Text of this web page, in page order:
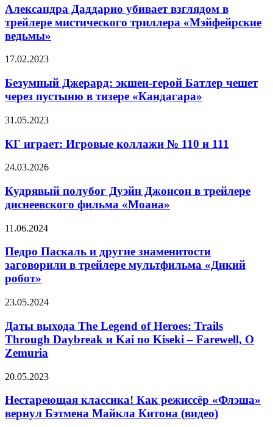
сезона
Castlevania:
Nocturne
убивает
взглядом
в
трейлере
триллера
ведьмы»
Александра Даддарио убивает взглядом в
трейлере мистического триллера «Мэйфейрские
ведьмы»
Безумный
экшен-
герой
Батлер
через
в
«Кандагара»
17.02.2023
Безумный Джерард: экшен-герой Батлер чешет
через пустыню в тизере «Кандагара»
КГ
Игровые
коллажи
№
и
111
31.05.2023
КГ играет: Игровые коллажи № 110 и 111
Кудрявый
Дуэйн
Джонсон
в
диснеевского
«Моана»
24.03.2026
Кудрявый полубог Дуэйн Джонсон в трейлере
диснеевского фильма «Моана»
Педро
и
другие
знаменитости
заговорили
трейлере
«Дикий
робот»
11.06.2024
Педро Паскаль и другие знаменитости
заговорили в трейлере мультфильма «Дикий
робот»
Даты
The
Legend
of
Heroes:
Through
и
Kai
23.05.2024
Даты выхода The Legend of Heroes: Trails
Through Daybreak и Kai no Kiseki – Farewell, O
Zemuria
Нестареющая
Как
режиссёр
«Флэша»
20.05.2023
Нестареющая классика! Как режиссёр «Флэша»
вернул Бэтмена Майкла Китона (видео)